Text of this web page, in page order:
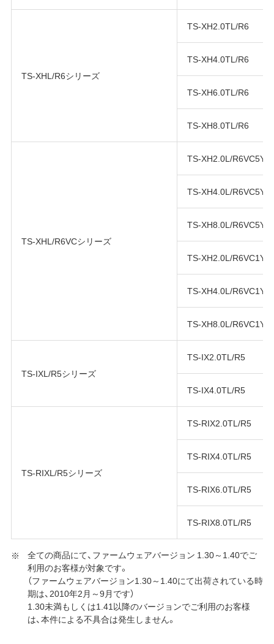
TS-XHL/R6シリーズ
TS-XH2.0TL/R6
TS-XH4.0TL/R6
TS-XH6.0TL/R6
TS-XH8.0TL/R6
TS-XHL/R6VCシリーズ
TS-XH2.0L/R6VC5Y
TS-XH4.0L/R6VC5Y
TS-XH8.0L/R6VC5Y
TS-XH2.0L/R6VC1Y
TS-XH4.0L/R6VC1Y
TS-XH8.0L/R6VC1Y
TS-IXL/R5シリーズ
TS-IX2.0TL/R5
TS-IX4.0TL/R5
TS-RIXL/R5シリーズ
TS-RIX2.0TL/R5
TS-RIX4.0TL/R5
TS-RIX6.0TL/R5
TS-RIX8.0TL/R5
全ての商品にて、ファームウェアバージョン 1.30～1.40でご
利用のお客様が対象です。
（ファームウェアバージョン1.30～1.40にて出荷されている時
期は、2010年2月～9月です）
1.30未満もしくは1.41以降のバージョンでご利用のお客様
は、本件による不具合は発生しません。